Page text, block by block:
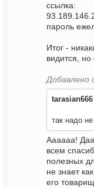
ссылка:
пароль
Итог -
видится,
Добавлено
tarasian666
так надо
Аааааа!
всем
полезных
не знает
его